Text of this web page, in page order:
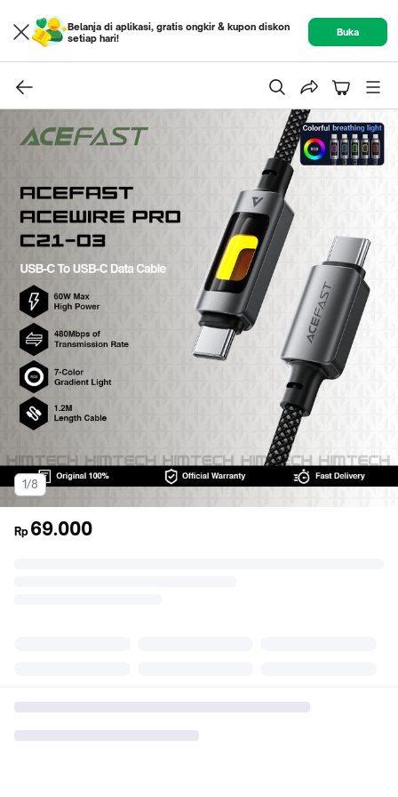
Belanja di aplikasi, gratis ongkir & kupon diskon
setiap hari!
Buka
1/8
Rp 69.000